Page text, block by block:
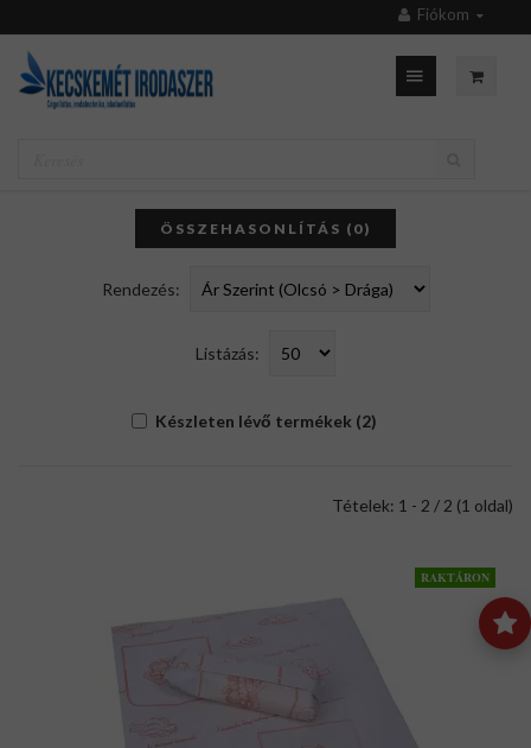
Fiókom
ÖSSZEHASONLÍTÁS (0)
Rendezés:
Listázás:
Készleten lévő termékek (2)
Tételek: 1 - 2 / 2 (1 oldal)
RAKTÁRON